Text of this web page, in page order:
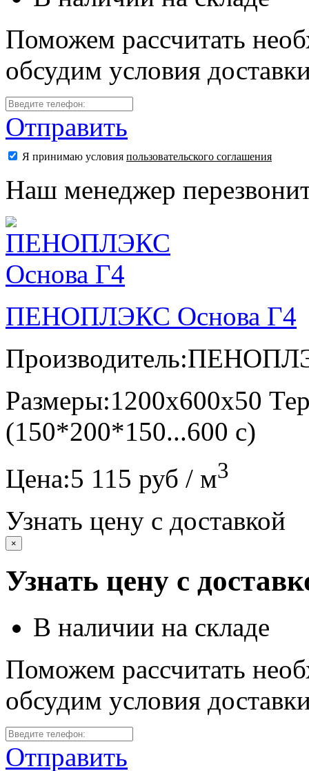
Поможем рассчитать
обсудим условия
Отправить
Я принимаю условия пользовательского соглашения
Наш менеджер
ПЕНОПЛЭКС Основа Г4
Производитель:
Размеры:1200х600х50
(150*200*150...600 с)
Цена:5 115 руб / м3
Узнать цену с доставкой
×
Узнать цену с
В наличии на складе
Поможем рассчитать
обсудим условия
Отправить